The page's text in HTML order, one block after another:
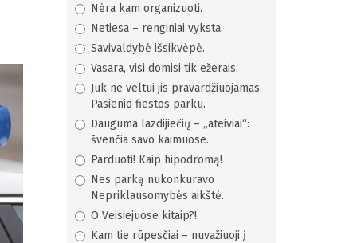
Nėra kam organizuoti.
Netiesa – renginiai vyksta.
Savivaldybė išsikvėpė.
Vasara, visi domisi tik ežerais.
Juk ne veltui jis pravardžiuojamas
Pasienio fiestos parku.
Dauguma lazdijiečių – „ateiviai“:
švenčia savo kaimuose.
Parduoti! Kaip hipodromą!
Nes parką nukonkuravo
Nepriklausomybės aikštė.
O Veisiejuose kitaip?!
Kam tie rūpesčiai – nuvažiuoji į